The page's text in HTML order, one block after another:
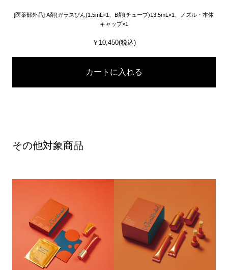
[医薬部外品] A剤(ガラスびん)1.5mL×1、B剤(チューブ)13.5mL×1、ノズル・本体
キャップ×1
￥10,450(税込)
カートに入れる
その他対象商品